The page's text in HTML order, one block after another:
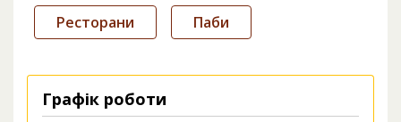
Ресторани Паби
Графік роботи